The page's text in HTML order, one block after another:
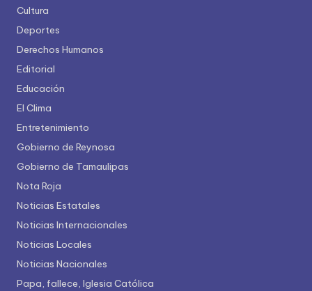
Cultura
Deportes
Derechos Humanos
Editorial
Educación
El Clima
Entretenimiento
Gobierno de Reynosa
Gobierno de Tamaulipas
Nota Roja
Noticias Estatales
Noticias Internacionales
Noticias Locales
Noticias Nacionales
Papa, fallece, Iglesia Católica